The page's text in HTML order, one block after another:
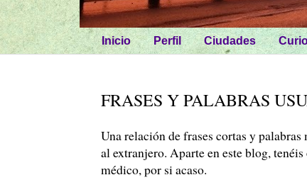
Inicio Perfil Ciudades
FRASES Y PALABRAS
Una relación de frases cortas y
al extranjero. Aparte en este blog,
médico, por si acaso.